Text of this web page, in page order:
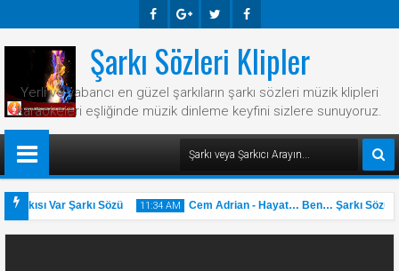
Ook E-
Plus
R Ook
Şarkı Sözleri Klipler
Yerli ve yabancı en güzel şarkıların şarkı sözleri müzik klipleri
karaokeleri eşliğinde müzik dinleme keyfini sizlere sunuyoruz.
Var Şarkı Sözü 11:34 AM Cem Adrian - Hayat… Ben… Şarkı Sözü